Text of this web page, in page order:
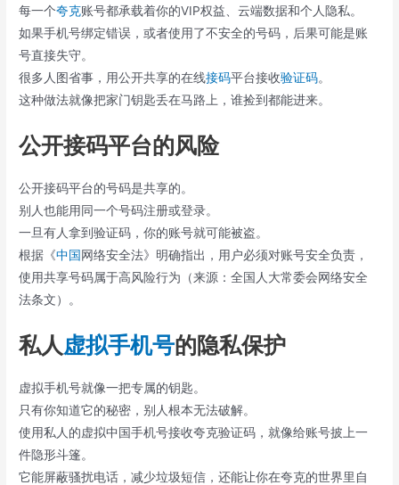
每一个夸克账号都承载着你的VIP权益、云端数据和个人隐私。
如果手机号绑定错误，或者使用了不安全的号码，后果可能是账
号直接失守。
很多人图省事，用公开共享的在线接码平台接收验证码。
这种做法就像把家门钥匙丢在马路上，谁捡到都能进来。
公开接码平台的风险
公开接码平台的号码是共享的。
别人也能用同一个号码注册或登录。
一旦有人拿到验证码，你的账号就可能被盗。
根据《中国 网络安全法》明确指出，用户必须对账号安全负责，
使用共享号码属于高风险行为（来源：全国人大常委会网络安全
法条文）。
私人虚拟手机号的隐私保护
虚拟手机号就像一把专属的钥匙。
只有你知道它的秘密，别人根本无法破解。
使用私人的虚拟中国手机号接收夸克验证码，就像给账号披上一
件隐形斗篷。
它能屏蔽骚扰电话，减少垃圾短信，还能让你在夸克的世界里自